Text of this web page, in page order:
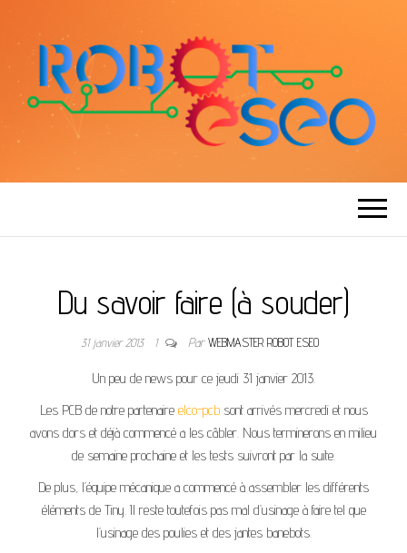
ROBOT ESEO
Du savoir faire (à souder)
31 janvier 2013 1 ParWEBMASTER ROBOT ESEO
Un peu de news pour ce jeudi 31 janvier 2013.
Les PCB de notre partenaire elco-pcbsont arrivés mercredi et nous
avons dors et déjà commencé a les câbler. Nous terminerons en milieu
de semaine prochaine et les tests suivront par la suite.
De plus, l’équipe mécanique a commencé à assembler les différents
éléments de Tiny. Il reste toutefois pas mal d’usinage à faire tel que
l’usinage des poulies et des jantes banebots.